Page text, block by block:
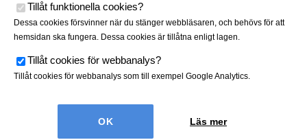
Smalspårsarkivet drivs av
Tjustbygdens Järnvägsförening
Tillåt funktionella cookies?
Dessa cookies försvinner när du stänger webbläsaren, och behövs för att
hemsidan ska fungera. Dessa cookies är tillåtna enligt lagen.
Tillåt cookies för webbanalys?
Tillåt cookies för webbanalys som till exempel Google Analytics.
Läs mer